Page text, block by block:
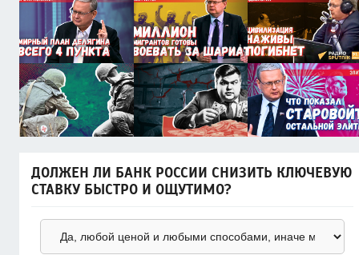
ДОЛЖЕН ЛИ БАНК РОССИИ СНИЗИТЬ КЛЮЧЕВУЮ
СТАВКУ БЫСТРО И ОЩУТИМО?